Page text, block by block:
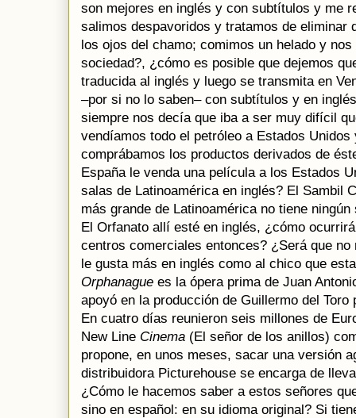
son mejores en inglés y con subtítulos y me
salimos despavoridos y tratamos de eliminar
los ojos del chamo; comimos un helado y
sociedad?, ¿cómo es posible que dejemos
traducida al inglés y luego se transmita en
–por si no lo saben– con subtítulos y en
siempre nos decía que iba a ser muy difícil
vendíamos todo el petróleo a Estados
comprábamos los productos derivados de
España le venda una película a los Estados
salas de Latinoamérica en inglés? El Sambil
más grande de Latinoamérica no tiene
El Orfanato allí esté en inglés, ¿cómo
centros comerciales entonces? ¿Será que
le gusta más en inglés como al chico que
Orphanague es la ópera prima de Juan
apoyó en la producción de Guillermo del
En cuatro días reunieron seis millones de
New Line Cinema (El señor de los anillos)
propone, en unos meses, sacar una versión
distribuidora Picturehouse se encarga de
¿Cómo le hacemos saber a estos señores
sino en español: en su idioma original? Si